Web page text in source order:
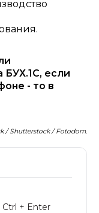
БУХ.1С, если
- то в
/ Shutterstock / Fotodom.
+ Enter